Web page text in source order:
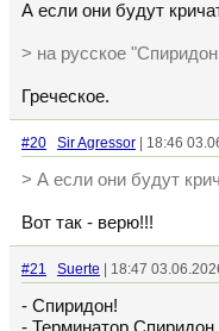
А если они будут
> на русское
Греческое.
#20 Sir Agressor | 18:46
> А если они будут
Вот так - верю!!!
#21 Suerte | 18:47
- Спиридон!